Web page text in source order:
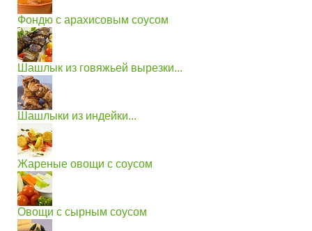
Фондю с арахисовым соусом
Шашлык из говяжьей вырезки...
Шашлыки из индейки...
Жареные овощи с соусом
Овощи с сырным соусом